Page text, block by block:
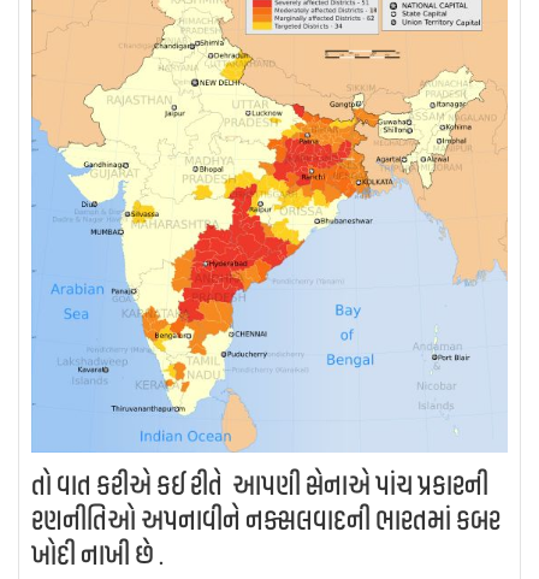
તો વાત કરીએ કઈ રીતે આપણી સેનાએ પાંચ પ્રકારની
રણનીતિઓ અપનાવીને નક્સલવાદની ભારતમાં કબર
ખોદી નાખી છે .